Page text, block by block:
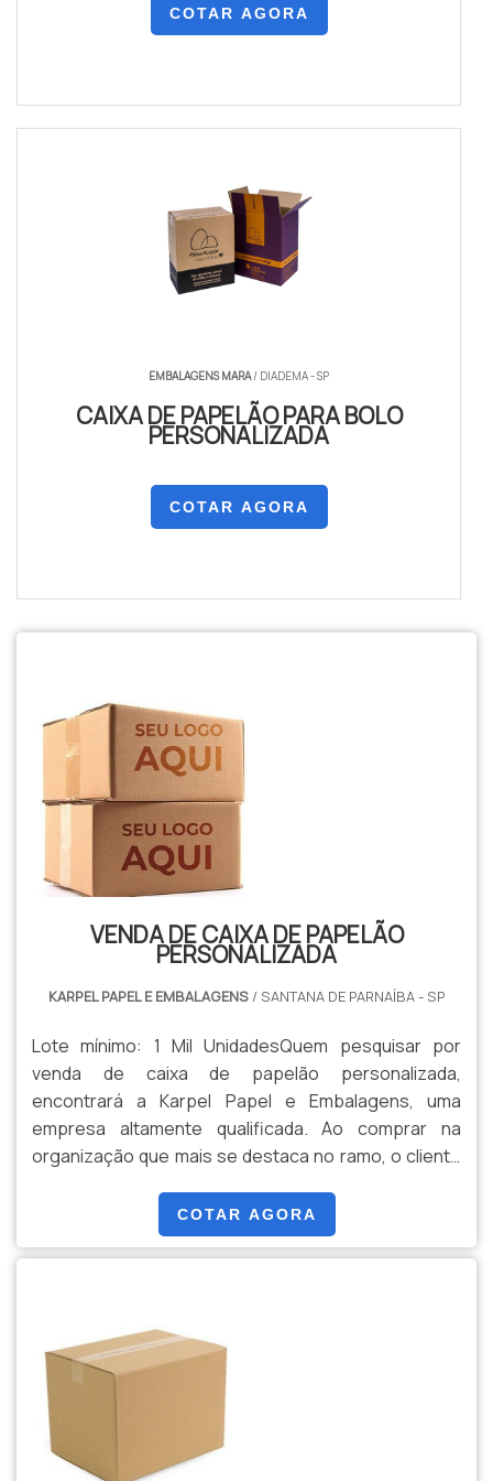
COTAR AGORA
EMBALAGENS MARA/ DIADEMA - SP
CAIXA DE PAPELÃO PARA BOLO
PERSONALIZADA
COTAR AGORA
VENDA DE CAIXA DE PAPELÃO
PERSONALIZADA
KARPEL PAPEL E EMBALAGENS / SANTANA DE PARNAÍBA - SP
Lote mínimo: 1 Mil UnidadesQuem pesquisar por
venda de caixa de papelão personalizada,
encontrará a Karpel Papel e Embalagens, uma
empresa altamente qualificada. Ao comprar na
organização que mais se destaca no ramo, o cliente
garantia de adquirir produtos que solucionem
qualquer demanda.Quando o tema é venda de caixa
de papelão personalizada, com os melhores
fabricados conforme os parâmetros e ensaios
estabelecidos.MAIS SOBRE VENDA DE CAIXA DE
PAPELÃO PERSONALIZADAA Karpel Papel e
Embalagens canaliza seus recursos em oferecer
uma estrutura com escritório de alta qualidade onde
COTAR AGORA